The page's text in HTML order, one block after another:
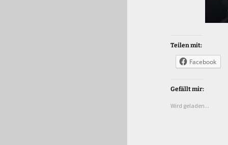
Teilen mit:
Facebook
Gefällt mir:
Wird geladen...